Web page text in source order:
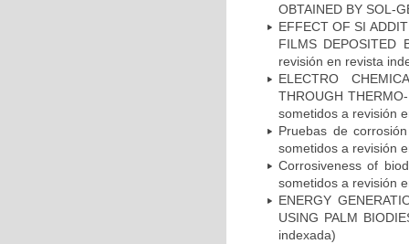
OBTAINED BY SOL-
EFFECT OF SI
FILMS DEPOSITED
revisión en revista
ELECTRO
THROUGH
sometidos a revisión
Pruebas de
sometidos a revisión
Corrosiveness of
sometidos a revisión
ENERGY
USING PALM
indexada)